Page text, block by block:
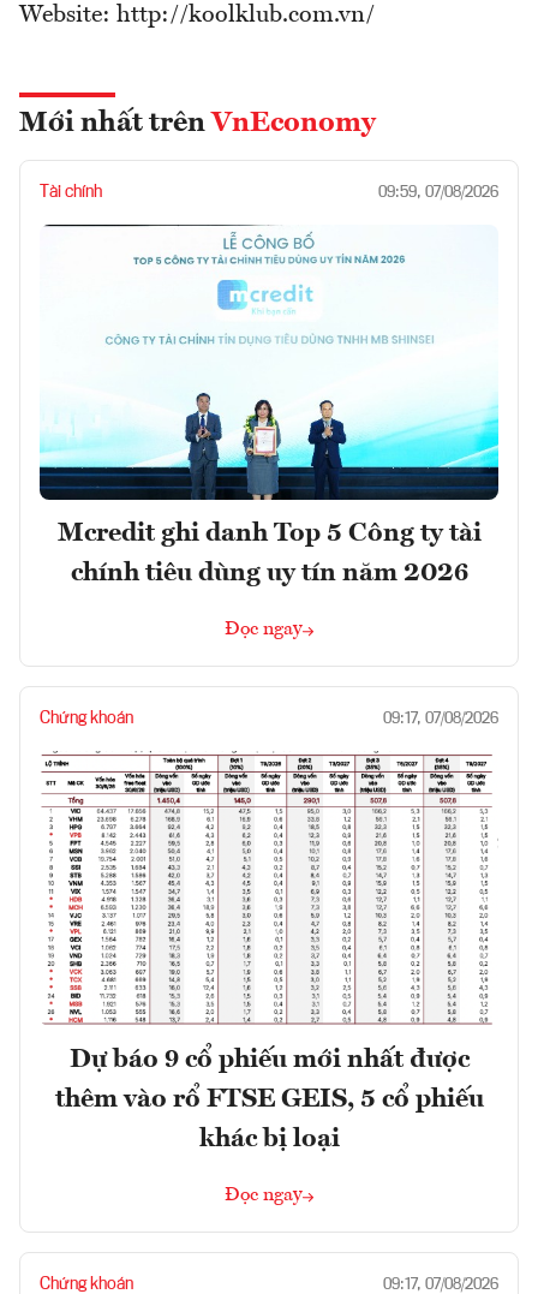
Website: http://koolklub.com.vn/
Mới nhất trên VnEconomy
Tài chính 09:59, 07/08/2026
Mcredit ghi danh Top 5 Công ty tài
chính tiêu dùng uy tín năm 2026
Đọc ngay
Chứng khoán 09:17, 07/08/2026
Dự báo 9 cổ phiếu mới nhất được
thêm vào rổ FTSE GEIS, 5 cổ phiếu
khác bị loại
Đọc ngay
Chứng khoán 09:17, 07/08/2026